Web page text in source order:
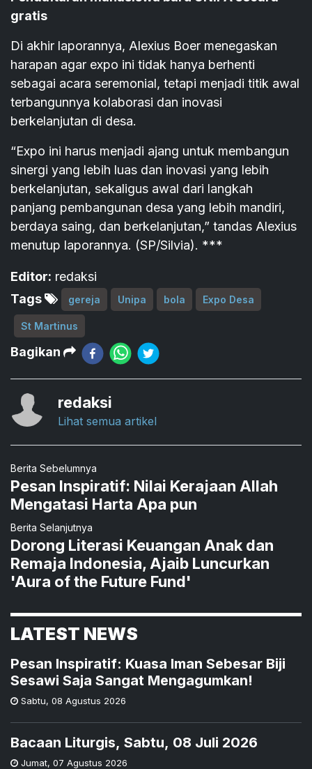
gratis
Di akhir laporannya, Alexius Boer menegaskan
harapan agar expo ini tidak hanya berhenti
sebagai acara seremonial, tetapi menjadi titik awal
terbangunnya kolaborasi dan inovasi
berkelanjutan di desa.
“Expo ini harus menjadi ajang untuk membangun
sinergi yang lebih luas dan inovasi yang lebih
berkelanjutan, sekaligus awal dari langkah
panjang pembangunan desa yang lebih mandiri,
berdaya saing, dan berkelanjutan,” tandas Alexius
menutup laporannya. (SP/Silvia). ***
Editor: redaksi
Tags
gereja Unipa bola Expo Desa
St Martinus
Bagikan
redaksi
Lihat semua artikel
Berita Sebelumnya
Pesan Inspiratif: Nilai Kerajaan Allah
Mengatasi Harta Apa pun
Berita Selanjutnya
Dorong Literasi Keuangan Anak dan
Remaja Indonesia, Ajaib Luncurkan
'Aura of the Future Fund'
LATEST NEWS
Pesan Inspiratif: Kuasa Iman Sebesar Biji
Sesawi Saja Sangat Mengagumkan!
Sabtu, 08 Agustus 2026
Bacaan Liturgis, Sabtu, 08 Juli 2026
Jumat, 07 Agustus 2026